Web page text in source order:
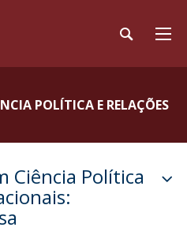
POLÍTICA E RELAÇÕES
Ciência Política